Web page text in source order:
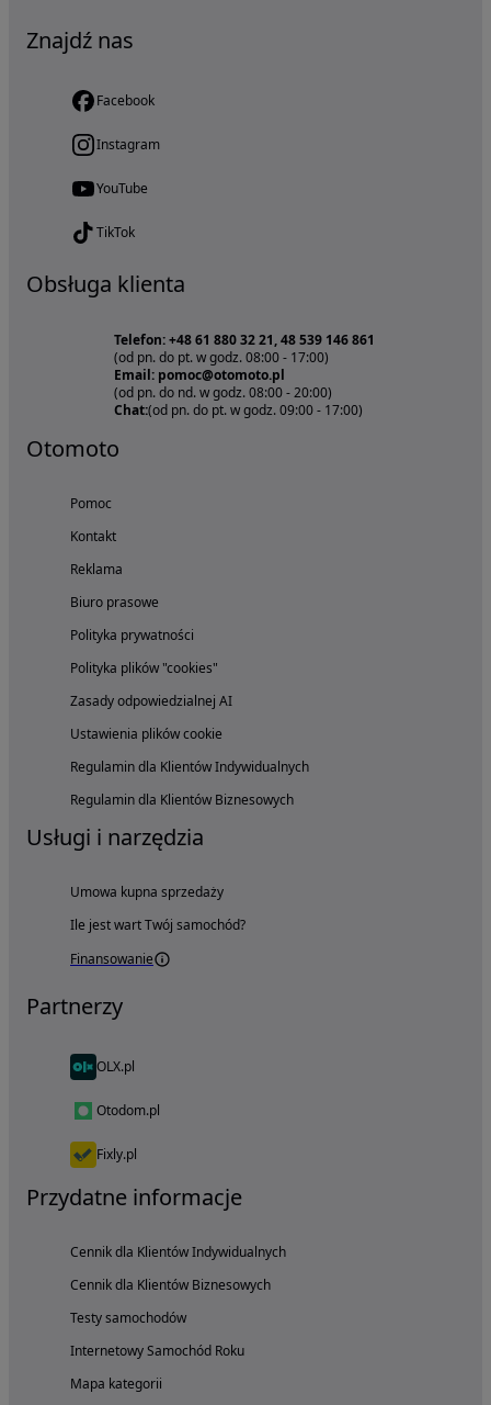
Znajdź nas
Facebook
Instagram
YouTube
TikTok
Obsługa klienta
Telefon: +48 61 880 32 21, 48 539 146 861
(od pn. do pt. w godz. 08:00 - 17:00)
Email: pomoc@otomoto.pl
(od pn. do nd. w godz. 08:00 - 20:00)
Chat:(od pn. do pt. w godz. 09:00 - 17:00)
Otomoto
Pomoc
Kontakt
Reklama
Biuro prasowe
Polityka prywatności
Polityka plików "cookies"
Zasady odpowiedzialnej AI
Ustawienia plików cookie
Regulamin dla Klientów Indywidualnych
Regulamin dla Klientów Biznesowych
Usługi i narzędzia
Umowa kupna sprzedaży
Ile jest wart Twój samochód?
Finansowanie
Partnerzy
OLX.pl
Otodom.pl
Fixly.pl
Przydatne informacje
Cennik dla Klientów Indywidualnych
Cennik dla Klientów Biznesowych
Testy samochodów
Internetowy Samochód Roku
Mapa kategorii